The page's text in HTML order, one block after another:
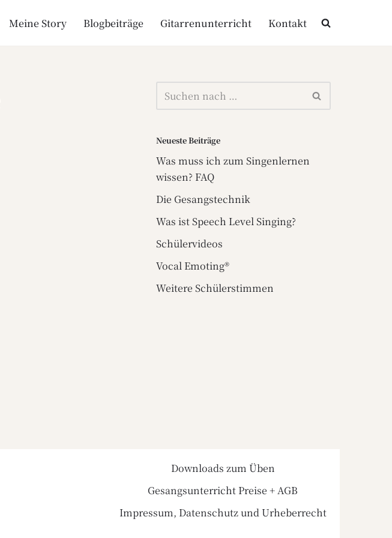
Meine Story Blogbeiträge Gitarrenunterricht Kontakt
Neueste Beiträge
Was muss ich zum Singenlernen
wissen? FAQ
Die Gesangstechnik
Was ist Speech Level Singing?
Schülervideos
Vocal Emoting®
Weitere Schülerstimmen
Downloads zum Üben
Gesangsunterricht Preise + AGB
Impressum, Datenschutz und Urheberrecht